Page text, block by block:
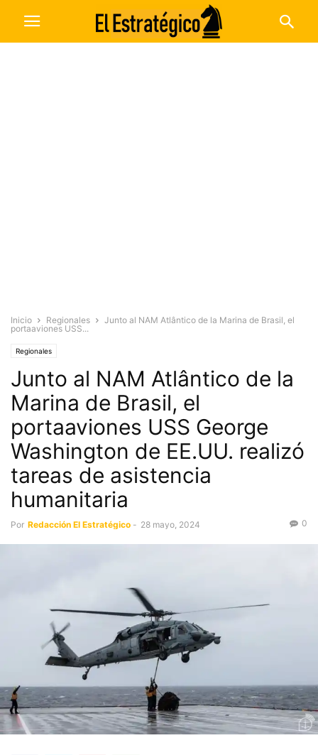
Inicio Regionales
Junto al NAM Atlântico de la Marina de Brasil, el
portaaviones USS...
Regionales
Junto al NAM Atlântico de la
Marina de Brasil, el
portaaviones USS George
Washington de EE.UU. realizó
tareas de asistencia
humanitaria
Por Redacción El Estratégico - 28 mayo, 2024 0